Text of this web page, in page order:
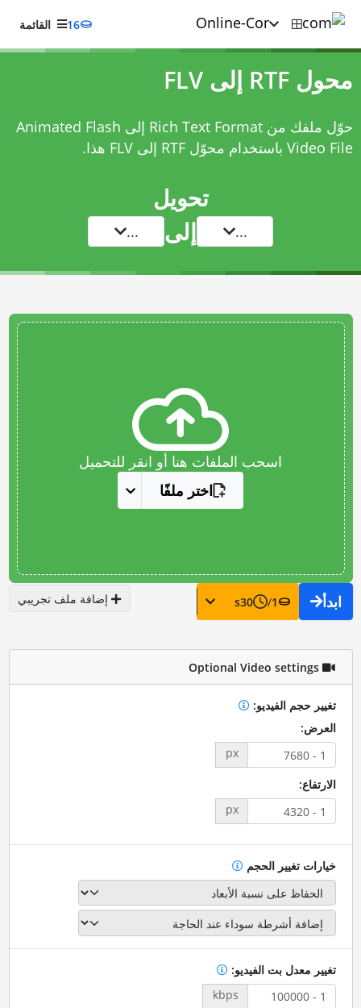
16 القائمة
محول RTF إلى FLV
حوّل ملفك من Rich Text Format إلى Animated Flash
Video File باستخدام
محوّل RTF إلى FLV هذا.
تحويل
... إلى ...
اسحب الملفات هنا أو انقر للتحميل
اختر ملفًا
ابدأ 1
/
30
s إضافة ملف تجريبي
Optional Video settings
تغيير حجم الفيديو:
العرض:
px
الارتفاع:
px
خيارات تغيير الحجم
تغيير معدل بت الفيديو:
kbps